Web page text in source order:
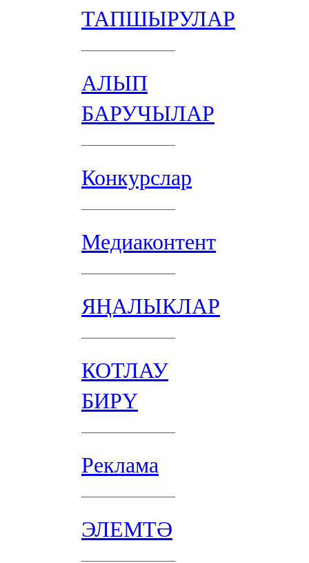
ТАПШЫРУЛАР
АЛЫП
БАРУЧЫЛАР
Конкурслар
Медиаконтент
ЯҢАЛЫКЛАР
КОТЛАУ
БИРҮ
Реклама
ЭЛЕМТӘ